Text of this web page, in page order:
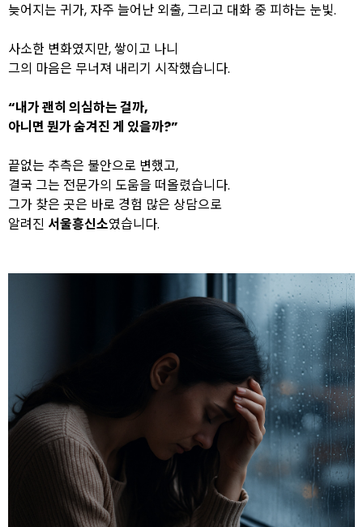
늦어지는 귀가, 자주 늘어난 외출, 그리고 대화 중 피하는 눈빛.
사소한 변화였지만, 쌓이고 나니
그의 마음은 무너져 내리기 시작했습니다.
“내가 괜히 의심하는 걸까,
아니면 뭔가 숨겨진 게 있을까?”
끝없는 추측은 불안으로 변했고,
결국 그는 전문가의 도움을 떠올렸습니다.
그가 찾은 곳은 바로 경험 많은 상담으로
알려진 서울흥신소였습니다.